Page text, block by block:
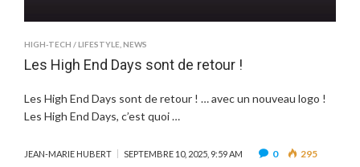
HIGH-TECH / LIFESTYLE NEWS
Les High End Days sont de retour !
Les High End Days sont de retour ! … avec un nouveau logo !
Les High End Days, c’est quoi …
JEAN-MARIE HUBERT SEPTEMBRE 10, 2025, 9:59 AM 0 295